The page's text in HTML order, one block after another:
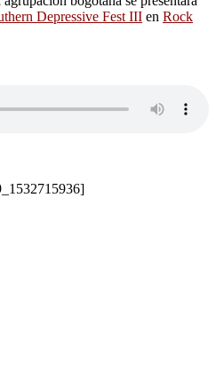
Depressive Fest III en Rock